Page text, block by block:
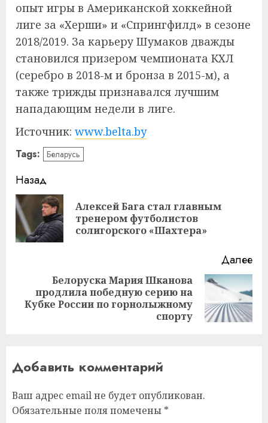
опыт игры в Американской хоккейной
лиге за «Херши» и «Спрингфилд» в сезоне
2018/2019. За карьеру Шумаков дважды
становился призером чемпионата КХЛ
(серебро в 2018-м и бронза в 2015-м), а
также трижды признавался лучшим
нападающим недели в лиге.
Источник: www.belta.by
Tags: Беларусь
Навигация
записи
Назад
Алексей Бага стал главным
тренером футболистов
солигорского «Шахтера»
Далее
Следующая
запись:
Белоруска Мария Шканова
продлила победную серию на
Кубке России по горнолыжному
спорту
Добавить комментарий
Ваш адрес email не будет опубликован.
Обязательные поля помечены *